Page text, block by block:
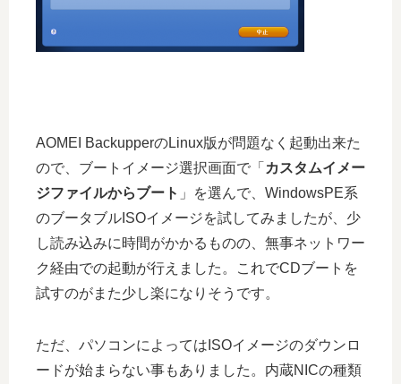
AOMEI BackupperのLinux版が問題なく起動出来た
ので、ブートイメージ選択画面で「 カスタムイメー
ジファイルからブート 」を選んで、WindowsPE系
のブータブルISOイメージを試してみましたが、少
し読み込みに時間がかかるものの、無事ネットワー
ク経由での起動が行えました。これでCDブートを
試すのがまた少し楽になりそうです。
ただ、パソコンによってはISOイメージのダウンロ
ードが始まらない事もありました。内蔵NICの種類